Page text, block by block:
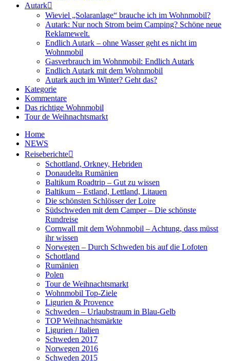
Autark
Wieviel „Solaranlage“ brauche ich im Wohnmobil?
Autark: Nur noch Strom beim Camping? Schöne neue
Reklamewelt.
Endlich Autark – ohne Wasser geht es nicht im
Wohnmobil
Gasverbrauch im Wohnmobil: Endlich Autark
Endlich Autark mit dem Wohnmobil
Autark auch im Winter? Geht das?
Kategorie
Kommentare
Das richtige Wohnmobil
Tour de Weihnachtsmarkt
Home
NEWS
Reiseberichte
Schottland, Orkney, Hebriden
Donaudelta Rumänien
Baltikum Roadtrip – Gut zu wissen
Baltikum – Estland, Lettland, Litauen
Die schönsten Schlösser der Loire
Südschweden mit dem Camper – Die schönste
Rundreise
Cornwall mit dem Wohnmobil – Achtung, dass müsst
ihr wissen
Norwegen – Durch Schweden bis auf die Lofoten
Schottland
Rumänien
Polen
Tour de Weihnachtsmarkt
Wohnmobil Top-Ziele
Ligurien & Provence
Schweden – Urlaubstraum in Blau-Gelb
TOP Weihnachtsmärkte
Ligurien / Italien
Schweden 2017
Norwegen 2016
Schweden 2015